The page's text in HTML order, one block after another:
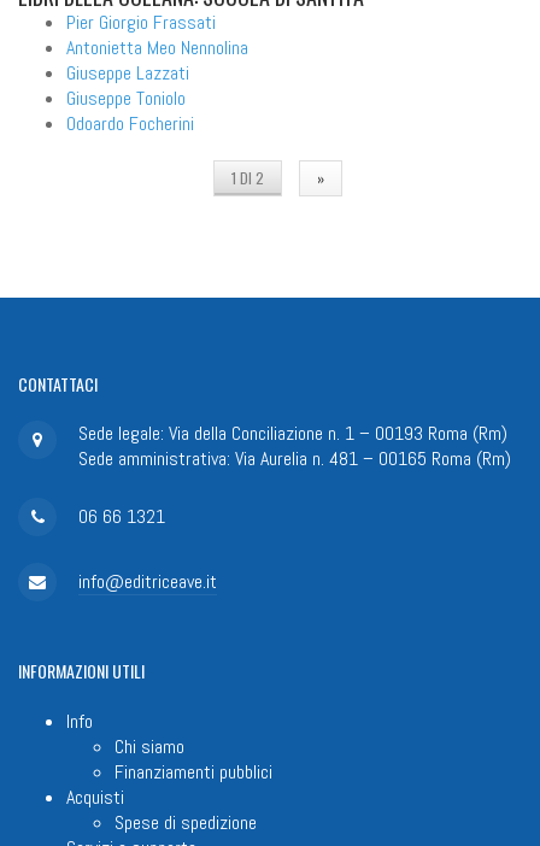
Pier Giorgio Frassati
Antonietta Meo Nennolina
Giuseppe Lazzati
Giuseppe Toniolo
Odoardo Focherini
1 DI 2 »
CONTATTACI
Sede legale: Via della Conciliazione n. 1 – 00193 Roma (Rm)
Sede amministrativa: Via Aurelia n. 481 – 00165 Roma (Rm)
06 66 1321
info@editriceave.it
INFORMAZIONIUTILI
Info
Chi siamo
Finanziamenti pubblici
Acquisti
Spese di spedizione